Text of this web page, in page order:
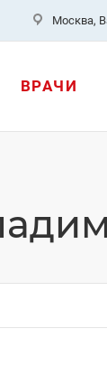
Москва,
ВРАЧИ